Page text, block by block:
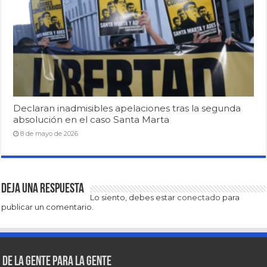
Declaran inadmisibles apelaciones tras la segunda
absolución en el caso Santa Marta
8 de mayo de 2026
Deja una respuesta
Lo siento, debes estar conectado para
publicar un comentario.
De la gente para la gente